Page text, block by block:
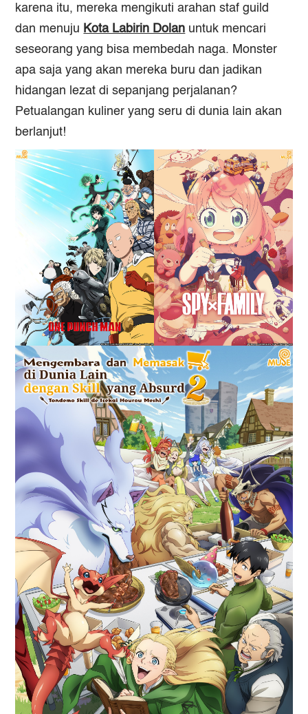
karena itu, mereka mengikuti arahan staf guild
dan menuju Kota Labirin Dolan untuk mencari
seseorang yang bisa membedah naga. Monster
apa saja yang akan mereka buru dan jadikan
hidangan lezat di sepanjang perjalanan?
Petualangan kuliner yang seru di dunia lain akan
berlanjut!